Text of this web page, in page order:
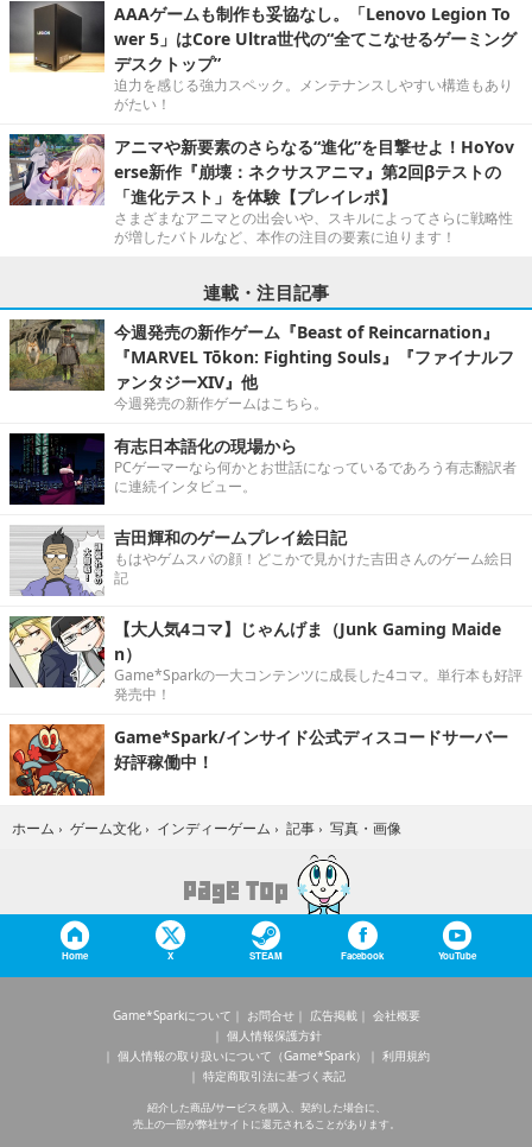
AAAゲームも制作も妥協なし。「Lenovo Legion To
wer 5」はCore Ultra世代の“全てこなせるゲーミング
デスクトップ”
迫力を感じる強力スペック。メンテナンスしやすい構造もあり
がたい！
アニマや新要素のさらなる“進化”を目撃せよ！HoYov
erse新作『崩壊：ネクサスアニマ』第2回βテストの
「進化テスト」を体験【プレイレポ】
さまざまなアニマとの出会いや、スキルによってさらに戦略性
が増したバトルなど、本作の注目の要素に迫ります！
連載・注目記事
今週発売の新作ゲーム『Beast of Reincarnation』
『MARVEL Tōkon: Fighting Souls』『ファイナルフ
ァンタジーXIV』他
今週発売の新作ゲームはこちら。
有志日本語化の現場から
PCゲーマーなら何かとお世話になっているであろう有志翻訳者
に連続インタビュー。
吉田輝和のゲームプレイ絵日記
もはやゲムスパの顔！どこかで見かけた吉田さんのゲーム絵日
記
【大人気4コマ】じゃんげま（Junk Gaming Maide
n）
Game*Sparkの一大コンテンツに成長した4コマ。単行本も好評
発売中！
Game*Spark/インサイド公式ディスコードサーバー
好評稼働中！
ホーム › ゲーム文化 › インディーゲーム › 記事 › 写真・画像
Home X STEAM Facebook YouTube
Game*Sparkについて お問合せ 広告掲載
会社概要
個人情報保護方針
個人情報の取り扱いについて（Game*Spark）
利用規約
特定商取引法に基づく表記
紹介した商品/サービスを購入、契約した場合に、
売上の一部が弊社サイトに還元されることがあります。